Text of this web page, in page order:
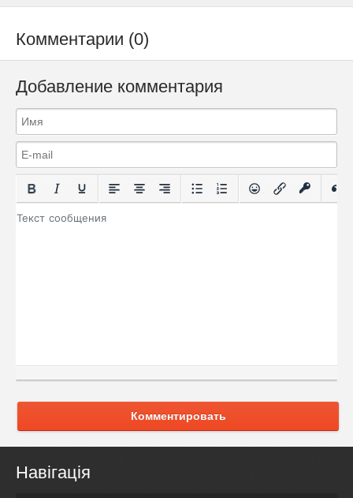
Комментарии (0)
Добавление комментария
Комментировать
Навігація